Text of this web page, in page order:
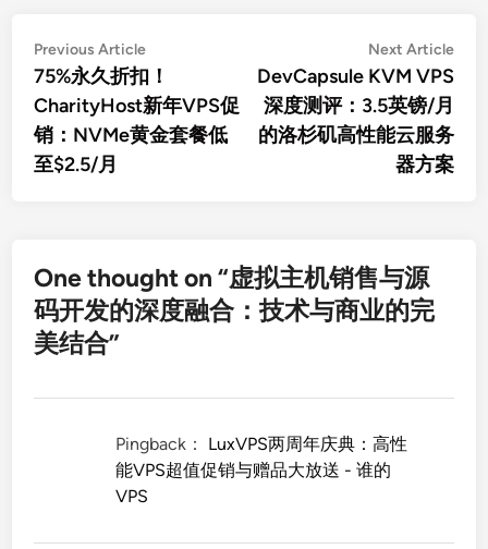
文
章
导
航
Previous ArticlePrevious
article:
75%永久折扣！
CharityHost新年VPS促
销：NVMe黄金套餐低
至$2.5/月
Next Article
DevCapsule KVM VPS
深度测评：3.5英镑/月
的洛杉矶高性能云服务
器方案
One thought on “虚拟主机销售与源
码开发的深度融合：技术与商业的完
美结合”
Pingback： LuxVPS两周年庆典：高性
能VPS超值促销与赠品大放送 - 谁的
VPS